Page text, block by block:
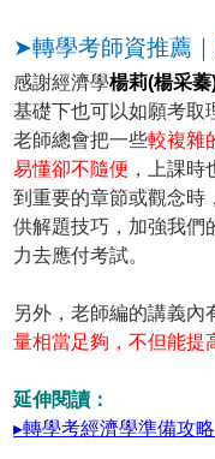
➤轉學考師資推薦
感謝經濟學楊莉(楊采
基礎下也可以如願考取
老師總會把一些較複雜
易懂卻不隨便 ，上課
到重要的章節或觀念時
供解題技巧，加強我們
力去應付考試。
另外，老師編的講義內
量相當足夠，不但能提
延伸閱讀：
▸轉學考經濟學準備攻